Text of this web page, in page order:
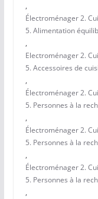
,
Électroménager 2.
5. Alimentation
,
Electroménager 2.
5. Accessoires de
,
Électroménager 2.
5. Personnes à la
,
Électroménager 2.
5. Personnes à la
,
Électroménager 2.
5. Personnes à la
,